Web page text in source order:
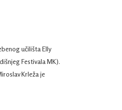
učilišta Elly
Festivala MK).
Krleža je